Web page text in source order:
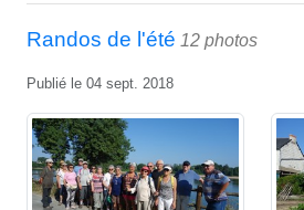
Randos de l'été 12 photos
Publié le 04 sept. 2018